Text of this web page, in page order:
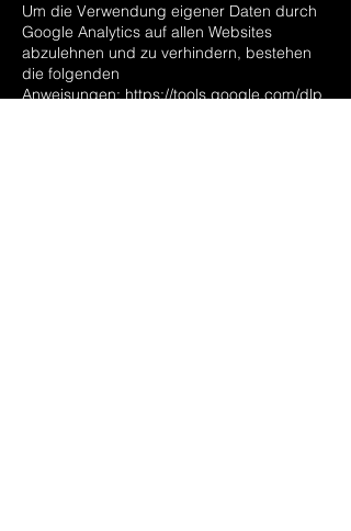
Um die Verwendung eigener Daten durch
Google Analytics auf allen Websites
abzulehnen und zu verhindern, bestehen
die folgenden
Anweisungen:https://tools.google.com/dlp